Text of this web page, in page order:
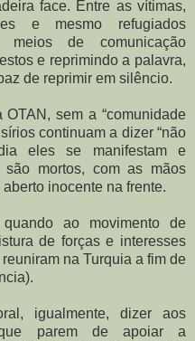
face. Entre as vítimas,
e mesmo refugiados
de comunicação
e reprimindo a palavra,
de reprimir em silêncio.
sem a “comunidade
continuam a dizer “não
eles se manifestam e
mortos, com as mãos
inocente na frente.
ao movimento de
de forças e interesses
na Turquia a fim de
igualmente, dizer aos
parem de apoiar a